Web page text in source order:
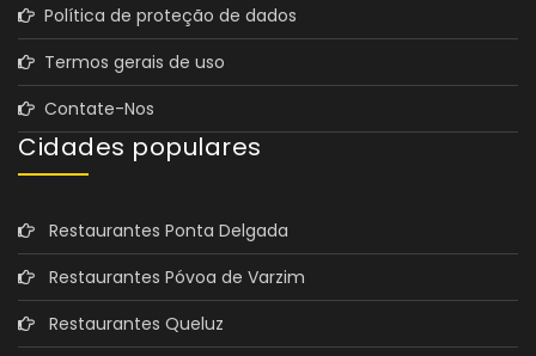
Política de proteção de dados
Termos gerais de uso
Contate-Nos
Cidades populares
Restaurantes Ponta Delgada
Restaurantes Póvoa de Varzim
Restaurantes Queluz